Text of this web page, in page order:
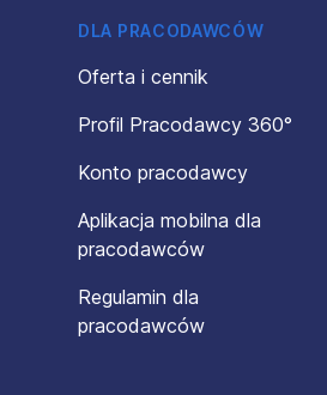
DLA PRACODAWCÓW
Oferta i cennik
Profil Pracodawcy 360°
Konto pracodawcy
Aplikacja mobilna dla
pracodawców
Regulamin dla
pracodawców